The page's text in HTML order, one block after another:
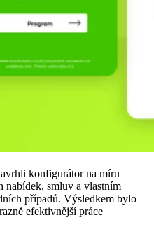
konfigurátor na míru
nabídek, smluv a vlastním
případů. Výsledkem bylo
efektivnější práce